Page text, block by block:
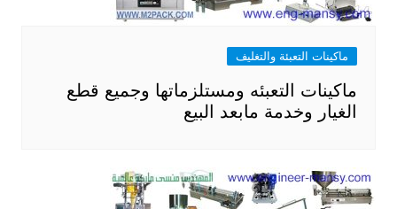
ماكينات التعبئة والتغليف
ماكينات التعبئه ومستلزماتها وجميع قطع
الغيار وخدمة مابعد البيع